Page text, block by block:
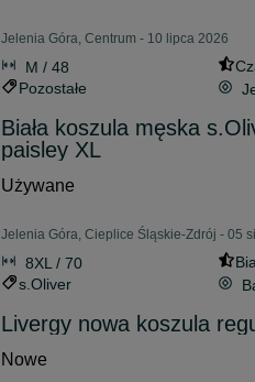
Jelenia Góra, Centrum - 10 lipca 2026
M / 48
Pozostałe
Biała koszula męska
paisley XL
Używane
Jelenia Góra, Cieplice Śląskie-Zdrój - 05
8XL / 70
s.Oliver
Livergy nowa koszula
Nowe